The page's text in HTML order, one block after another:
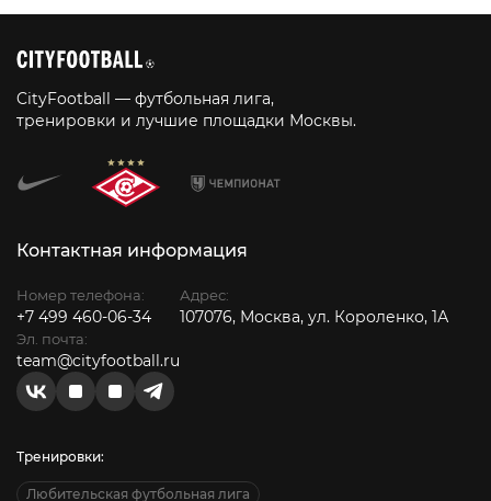
CityFootball — футбольная лига,
тренировки и лучшие площадки Москвы.
Контактная информация
Номер телефона:
+7 499 460-06-34
Эл. почта:
team@cityfootball.ru
Адрес:
107076, Москва, ул. Короленко, 1А
Тренировки:
Любительская футбольная лига